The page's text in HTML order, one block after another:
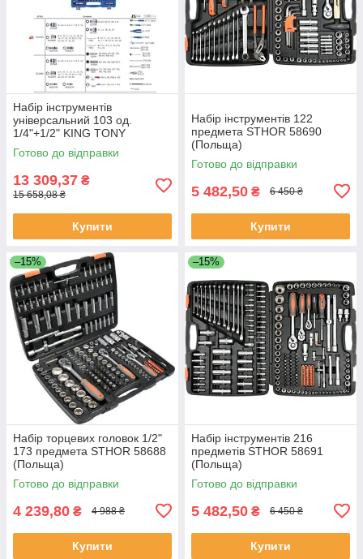
Набір інструментів
універсальний 103 од.
1/4"+1/2" KING TONY
7503MR (Тайвань)
Готово до відправки
13 309,37 ₴
15 658,08 ₴
Купити
Набір інструментів 122
предмета STHOR 58690
(Польща)
Готово до відправки
5 482,50 ₴ 6 450 ₴
Купити
–15%
Набір торцевих головок 1/2"
173 предмета STHOR 58688
(Польща)
Готово до відправки
4 239,80 ₴ 4 988 ₴
Купити
–15%
Набір інструментів 216
предметів STHOR 58691
(Польща)
Готово до відправки
5 482,50 ₴ 6 450 ₴
Купити